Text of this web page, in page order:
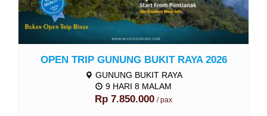
OPEN TRIP GUNUNG BUKIT RAYA 2026
GUNUNG BUKIT RAYA
9 HARI 8 MALAM
Rp 7.850.000 / pax